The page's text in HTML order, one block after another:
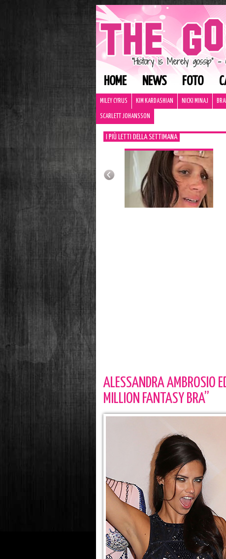
HOME NEWS FOTO
MILEY CYRUS KIM KARDASHIAN NICKI MINAJ
SCARLETT JOHANSSON
I PIÙ LETTI DELLA SETTIMANA
ALESSANDRA AMBROSIO
MILLION FANTASY BRA”